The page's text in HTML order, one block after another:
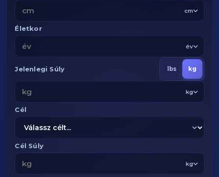
cm
Életkor
év
Jelenlegi Súly lbs kg
kg
Cél
Cél Súly
kg